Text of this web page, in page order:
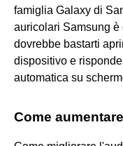
famiglia Galaxy di
auricolari Samsung è
dovrebbe bastarti
dispositivo e
automatica su
Come